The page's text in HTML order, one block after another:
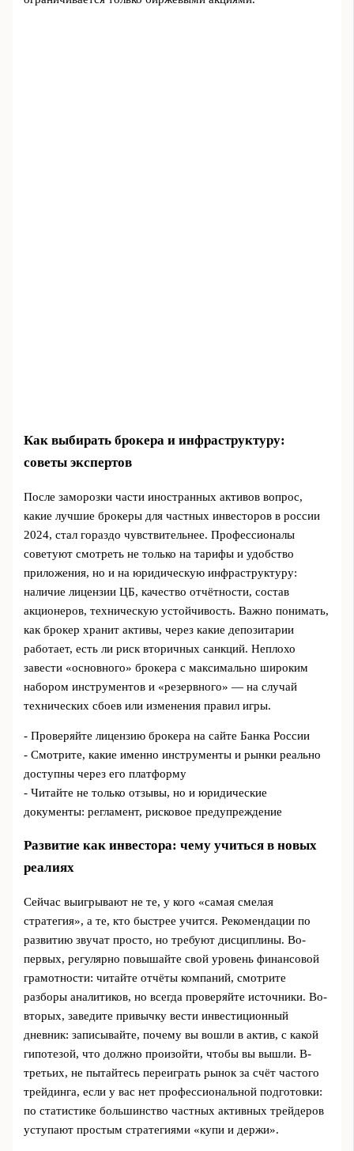
Как выбирать брокера и инфраструктуру:
советы экспертов
После заморозки части иностранных активов вопрос,
какие лучшие брокеры для частных инвесторов в россии
2024, стал гораздо чувствительнее. Профессионалы
советуют смотреть не только на тарифы и удобство
приложения, но и на юридическую инфраструктуру:
наличие лицензии ЦБ, качество отчётности, состав
акционеров, техническую устойчивость. Важно понимать,
как брокер хранит активы, через какие депозитарии
работает, есть ли риск вторичных санкций. Неплохо
завести «основного» брокера с максимально широким
набором инструментов и «резервного» — на случай
технических сбоев или изменения правил игры.
- Проверяйте лицензию брокера на сайте Банка России
- Смотрите, какие именно инструменты и рынки реально
доступны через его платформу
- Читайте не только отзывы, но и юридические
документы: регламент, рисковое предупреждение
Развитие как инвестора: чему учиться в новых
реалиях
Сейчас выигрывают не те, у кого «самая смелая
стратегия», а те, кто быстрее учится. Рекомендации по
развитию звучат просто, но требуют дисциплины. Во-
первых, регулярно повышайте свой уровень финансовой
грамотности: читайте отчёты компаний, смотрите
разборы аналитиков, но всегда проверяйте источники. Во-
вторых, заведите привычку вести инвестиционный
дневник: записывайте, почему вы вошли в актив, с какой
гипотезой, что должно произойти, чтобы вы вышли. В-
третьих, не пытайтесь переиграть рынок за счёт частого
трейдинга, если у вас нет профессиональной подготовки:
по статистике большинство частных активных трейдеров
уступают простым стратегиями «купи и держи».